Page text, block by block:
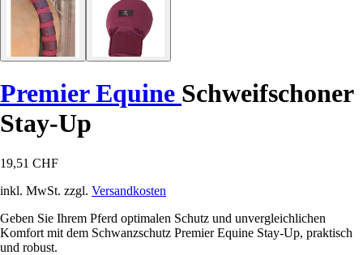
Premier Equine Schweifschoner
Stay-Up
19,51 CHF
inkl. MwSt. zzgl. Versandkosten
Geben Sie Ihrem Pferd optimalen Schutz und unvergleichlichen
Komfort mit dem Schwanzschutz Premier Equine Stay-Up, praktisch
und robust.